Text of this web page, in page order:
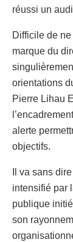
réussi un
Difficile de
marque du
orientations
Pierre Lihau
alerte
objectifs.
Il va sans
intensifié par
publique
son